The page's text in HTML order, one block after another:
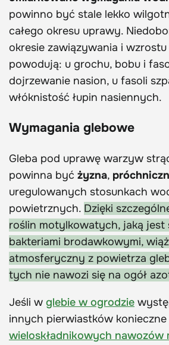
powinno być stale lekko
całego okresu uprawy.
okresie zawiązywania i
powodują: u grochu, bobu i
dojrzewanie nasion, u fasoli
włóknistość łupin nasiennych.
Wymagania glebowe
Gleba pod uprawę warzyw
powinna być żyzna,
uregulowanych stosunkach
powietrznych. Dzięki
roślin motylkowatych, jaką jest
bakteriami brodawkowymi,
atmosferyczny z powietrza
tych nie nawozi się na ogół
Jeśli w glebie w ogrodzie
innych pierwiastków
wieloskładnikowych nawozów